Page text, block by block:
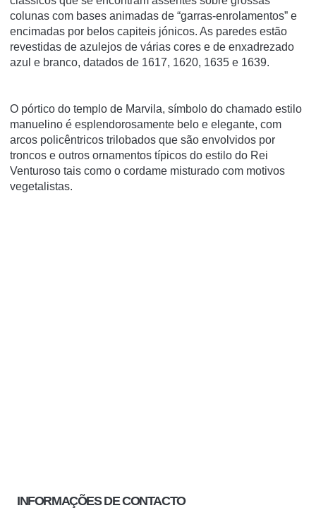
colunas com bases animadas de “garras-enrolamentos” e
encimadas por belos capiteis jónicos. As paredes estão
revestidas de azulejos de várias cores e de enxadrezado
azul e branco, datados de 1617, 1620, 1635 e 1639.
O pórtico do templo de Marvila, símbolo do chamado estilo
manuelino é esplendorosamente belo e elegante, com
arcos policêntricos trilobados que são envolvidos por
troncos e outros ornamentos típicos do estilo do Rei
Venturoso tais como o cordame misturado com motivos
vegetalistas.
INFORMAÇÕES DE CONTACTO